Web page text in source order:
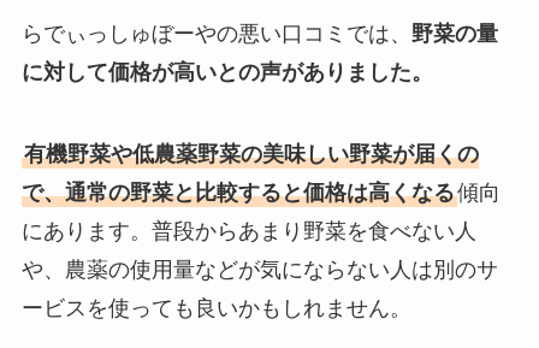
らでぃっしゅぼーやの悪い口コミでは、 野菜の量
に対して価格が高いとの声がありました。
有機野菜や低農薬野菜の美味しい野菜が届くの
で、通常の野菜と比較すると価格は高くなる傾向
にあります。普段からあまり野菜を食べない人
や、農薬の使用量などが気にならない人は別のサ
ービスを使っても良いかもしれません。